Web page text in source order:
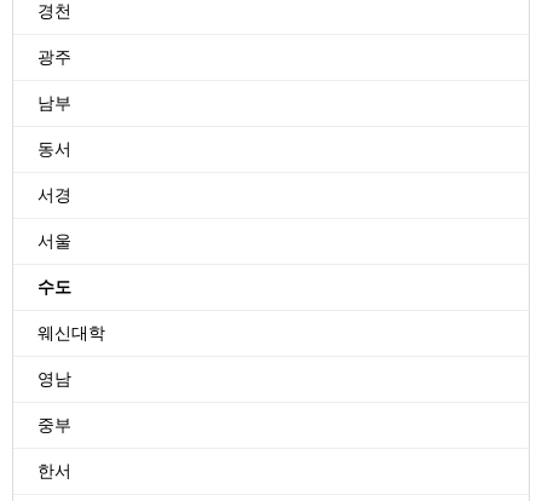
경천
광주
남부
동서
서경
서울
수도
웨신대학
영남
중부
한서